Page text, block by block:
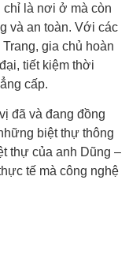
chỉ là nơi ở mà còn
và an toàn. Với các
gia chủ hoàn
tiết kiệm thời
cấp.
đã và đang đồng
biệt thự thông
thự của anh Dũng –
tế mà công nghệ